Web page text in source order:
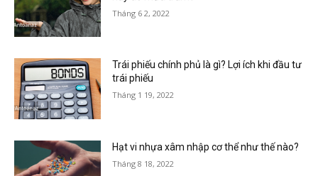
Tháng 6 2, 2022
Trái phiếu chính phủ là gì? Lợi ích khi đầu tư
trái phiếu
Tháng 1 19, 2022
Hạt vi nhựa xâm nhập cơ thể như thế nào?
Tháng 8 18, 2022